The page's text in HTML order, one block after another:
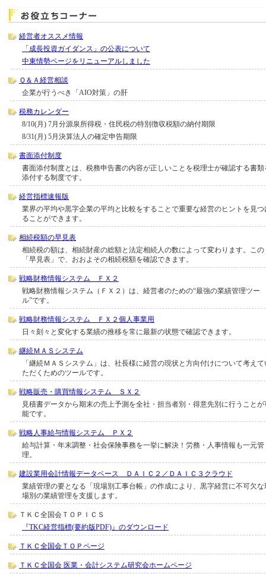
経営者オススメ情報
「成長投資ガイダンス」の公表について
中東情勢ページをリニューアルしました
Ｑ＆Ａ経営相談
企業が行うべき「AIO対策」の肝
税務カレンダー
8/10(月) 7月分源泉所得税・住民税の特別徴収税額の納付期限
8/31(月) 5月決算法人の確定申告期限
書面添付制度
書面添付制度とは、税務申告書の内容が正しいことを税理士が確認する書類
添付する制度です。
経営指標速報版
業界の平均や黒字企業の平均と比較をすることで重要な経営のヒントを見つ
ることができます。
相続税額の早見表
相続税の額は、相続財産の総額と法定相続人の数によって変わります。この
「早見表」で、おおよその相続税額を確認できます。
戦略財務情報システム ＦＸ２
戦略財務情報システム（ＦＸ２）は、経営者のための“最強の業績管理ツー
ル”です。
戦略財務情報システム ＦＸ２個人事業用
日々刻々と変化する業績の推移を常に最新の状態で確認できます。
継続ＭＡＳシステム
「継続ＭＡＳシステム」は、社長様に経営の現状と方向付けについて考えて
ただくためのツールです。
戦略販売・購買情報システム ＳＸ２
見積書データから期末の売上予測を全社・担当者別・得意先別に行うことが
能です。
戦略人事給与情報システム ＰＸ２
給与計算・年末調整・社会保険事務を一挙に解決！労務・人事情報も一元管
理。
建設業用会計情報データベース ＤＡＩＣ２／ＤＡＩＣ３クラウド
業績管理の要となる「現場別工事台帳」の作成により、黒字経営に不可欠な
場別の業績管理を支援します。
ＴＫＣ全国会ＴＯＰＩＣＳ
『TKC経営指標(要約版PDF)』のダウンロード
ＴＫＣ全国会ＴＯＰページ
ＴＫＣ全国会 医業・会計システム研究会ホームページ